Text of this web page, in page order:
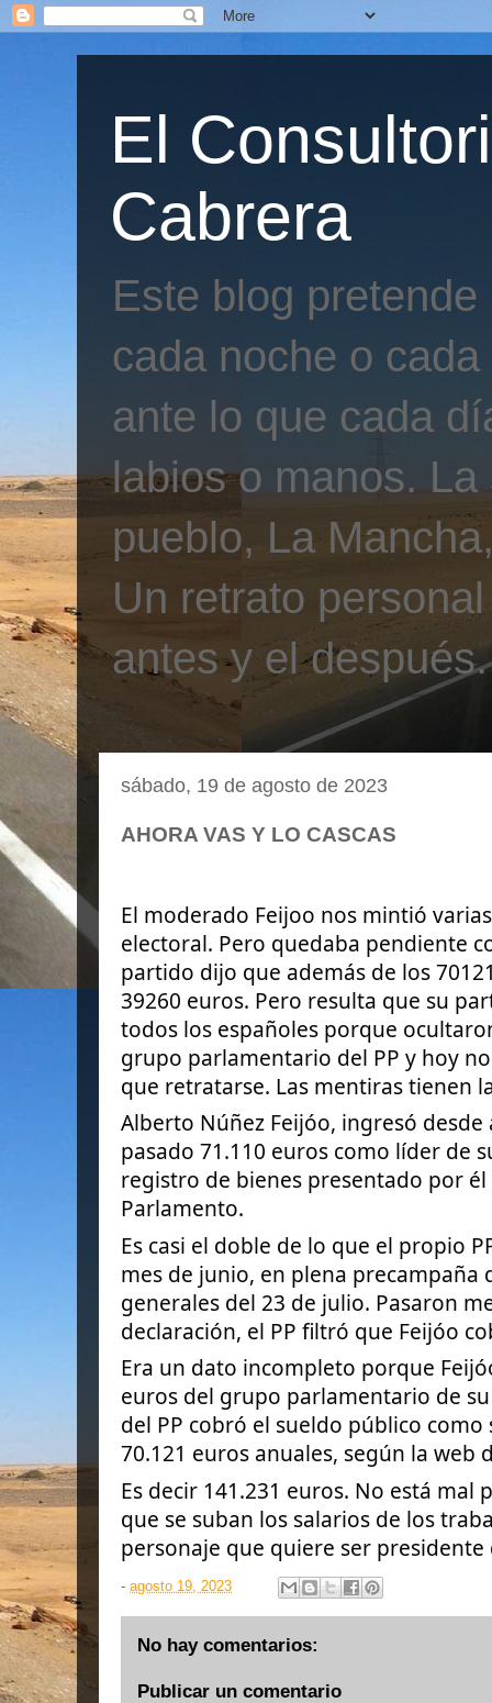
El
Cabrera
Este blog
cada noche o
ante lo que cada
labios o manos.
pueblo, La
Un retrato
antes y el después.
sábado, 19 de agosto de 2023
AHORA VAS Y LO CASCAS
El moderado Feijoo nos mintió
electoral. Pero quedaba pendiente
partido dijo que además de los
39260 euros. Pero resulta que su
todos los españoles porque
grupo parlamentario del PP y hoy
que retratarse. Las mentiras tienen
Alberto Núñez Feijóo, ingresó
pasado 71.110 euros como líder de
registro de bienes presentado por
Parlamento.
Es casi el doble de lo que el propio
mes de junio, en plena precampaña
generales del 23 de julio. Pasaron
declaración, el PP filtró que Feijóo
Era un dato incompleto porque
euros del grupo parlamentario de
del PP cobró el sueldo público como
70.121 euros anuales, según la web
Es decir 141.231 euros. No está mal
que se suban los salarios de los
personaje que quiere ser presidente
- agosto 19, 2023
No hay comentarios:
Publicar un comentario